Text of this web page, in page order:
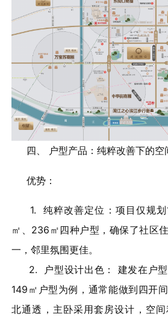
四、 户型产品：纯粹改善下的空
优势：
1. 纯粹改善定位：项目仅规划
㎡、236㎡四种户型，确保了社区
一，邻里氛围更佳。
2. 户型设计出色： 建发在户型
149㎡户型为例，通常能做到四开
北通透，主卧采用套房设计，空